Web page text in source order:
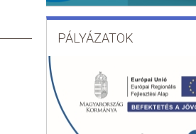
PÁLYÁZATOK